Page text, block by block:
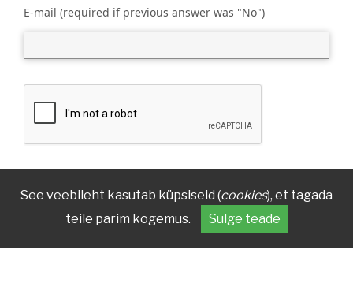
E-mail (required if previous answer was "No")
See veebileht kasutab küpsiseid (cookies), et tagada
teile parim kogemus.
Sulge teade